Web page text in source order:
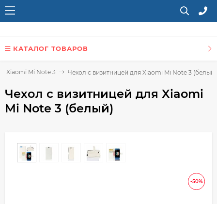
КАТАЛОГ ТОВАРОВ
Xiaomi Mi Note 3 Чехол с визитницей для Xiaomi Mi Note 3 (белый)
Чехол с визитницей для Xiaomi
Mi Note 3 (белый)
-50%